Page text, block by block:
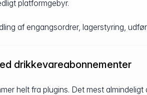
platformgebyr.
af engangsordrer, lagerstyring,
drikkevareabonnementer
helt fra plugins. Det mest